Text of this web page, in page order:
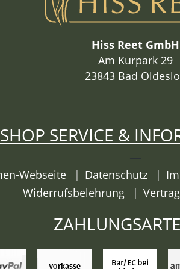
Hiss Reet GmbH
Am Kurpark 29
23843 Bad
SHOP SERVICE &
Webseite Datenschutz
Widerrufsbelehrung